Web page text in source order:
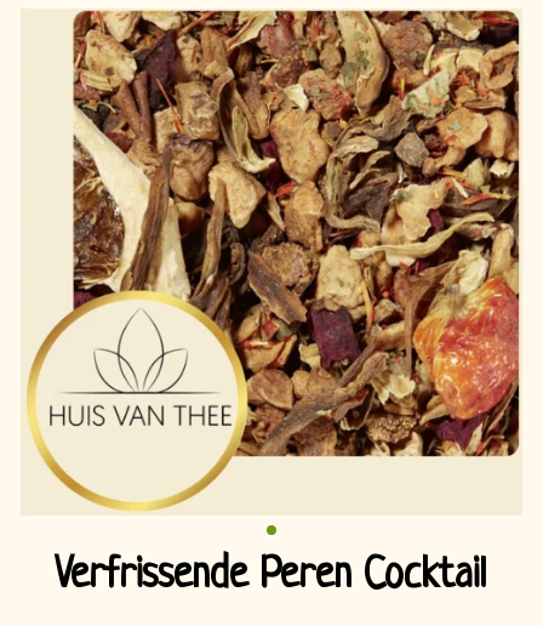
Verfrissende Peren Cocktail